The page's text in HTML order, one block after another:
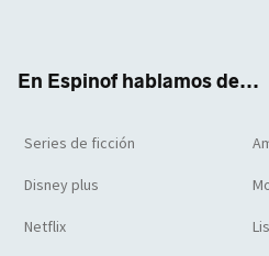
En Espinof hablamos de...
Series de ficción
Disney plus
Netflix